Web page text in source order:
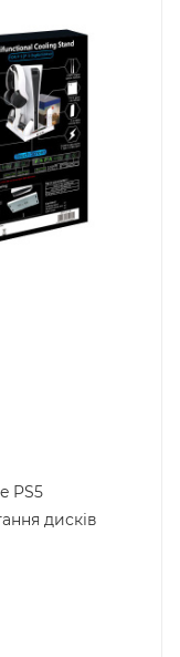
дисків